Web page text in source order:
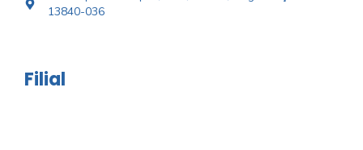
13840-036
Filial